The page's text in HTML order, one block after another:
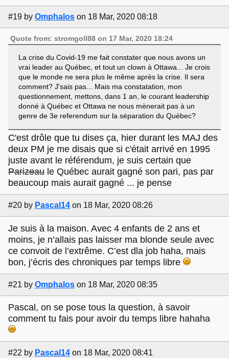
#19 by Omphalos on 18 Mar, 2020 08:18
Quote from: stromgoll88 on 17 Mar, 2020 18:24
La crise du Covid-19 me fait constater que nous avons un
vrai leader au Québec, et tout un clown à Ottawa... Je crois
que le monde ne sera plus le même après la crise. Il sera
comment? J'sais pas... Mais ma constatation, mon
questionnement, mettons, dans 1 an, le courant leadership
donné à Québec et Ottawa ne nous mènerait pas à un
genre de 3e referendum sur la séparation du Québec?
C'est drôle que tu dises ça, hier durant les MAJ des
deux PM je me disais que si c'était arrivé en 1995
juste avant le référendum, je suis certain que
Parizeau le Québec aurait gagné son pari, pas par
beaucoup mais aurait gagné ... je pense
#20 by Pascal14 on 18 Mar, 2020 08:26
Je suis à la maison. Avec 4 enfants de 2 ans et
moins, je n’allais pas laisser ma blonde seule avec
ce convoit de l’extrême. C’est dla job haha, mais
bon, j’écris des chroniques par temps libre
#21 by Omphalos on 18 Mar, 2020 08:35
Pascal, on se pose tous la question, à savoir
comment tu fais pour avoir du temps libre hahaha
#22 by Pascal14 on 18 Mar, 2020 08:41